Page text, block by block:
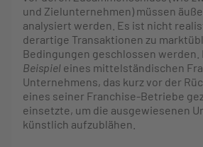
und Zielunternehmen) müssen
analysiert werden. Es ist nicht
derartige Transaktionen zu
Bedingungen geschlossen
Beispiel eines mittelständischen
Unternehmens, das kurz vor der
eines seiner Franchise-Betriebe
einsetzte, um die ausgewiesenen
künstlich aufzublähen.